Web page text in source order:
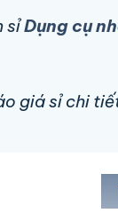
sỉDụng cụ
giá sỉ chi